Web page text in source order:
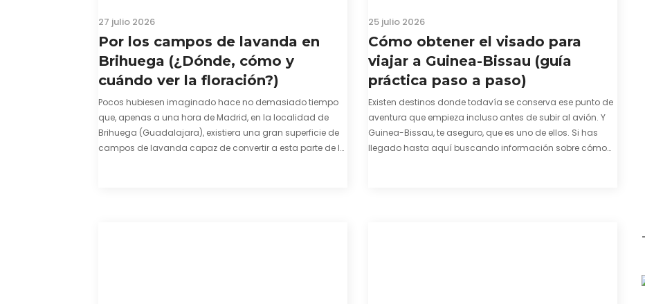
27 julio 2026
Por los campos de lavanda en
Brihuega (¿Dónde, cómo y
cuándo ver la floración?)
Pocos hubiesen imaginado hace no demasiado tiempo
que, apenas a una hora de Madrid, en la localidad de
Brihuega (Guadalajara), existiera una gran superficie de
campos de lavanda capaz de convertir a esta parte de la
25 julio 2026
Cómo obtener el visado para
viajar a Guinea-Bissau (guía
práctica paso a paso)
Existen destinos donde todavía se conserva ese punto de
aventura que empieza incluso antes de subir al avión. Y
Guinea-Bissau, te aseguro, que es uno de ellos. Si has
llegado hasta aquí buscando información sobre cómo